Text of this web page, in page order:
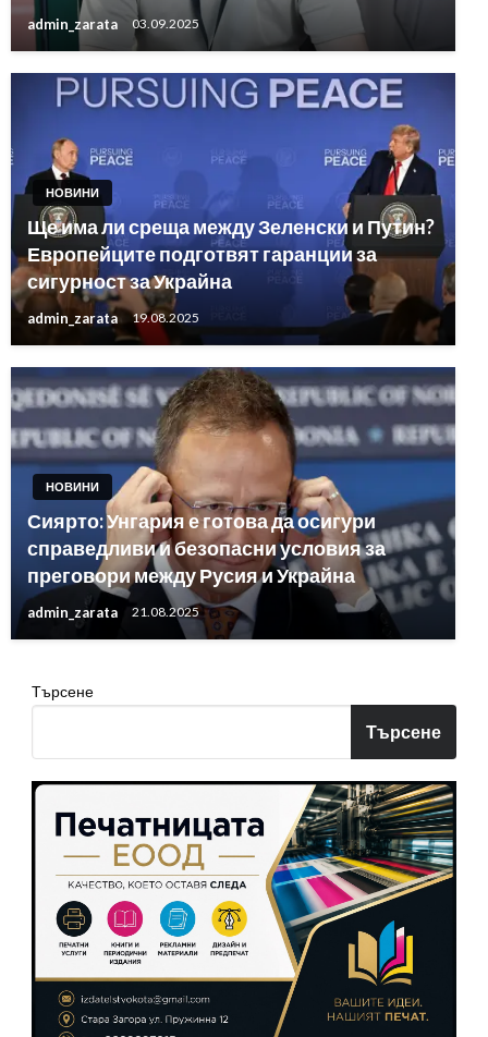
admin_zarata 03.09.2025
НОВИНИ
Ще има ли среща между Зеленски и Путин?
Европейците подготвят гаранции за
сигурност за Украйна
admin_zarata 19.08.2025
НОВИНИ
Сиярто: Унгария е готова да осигури
справедливи и безопасни условия за
преговори между Русия и Украйна
admin_zarata 21.08.2025
Търсене
Търсене